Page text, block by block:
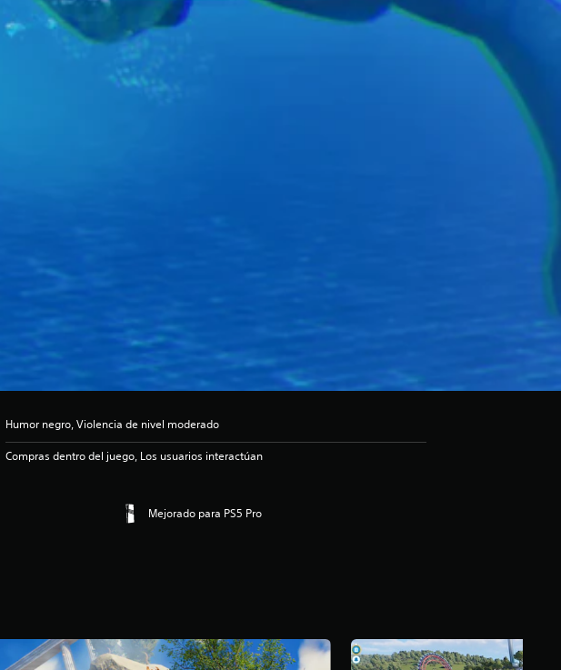
Humor negro, Violencia de nivel moderado
Compras dentro del juego, Los usuarios interactúan
Mejorado para PS5 Pro